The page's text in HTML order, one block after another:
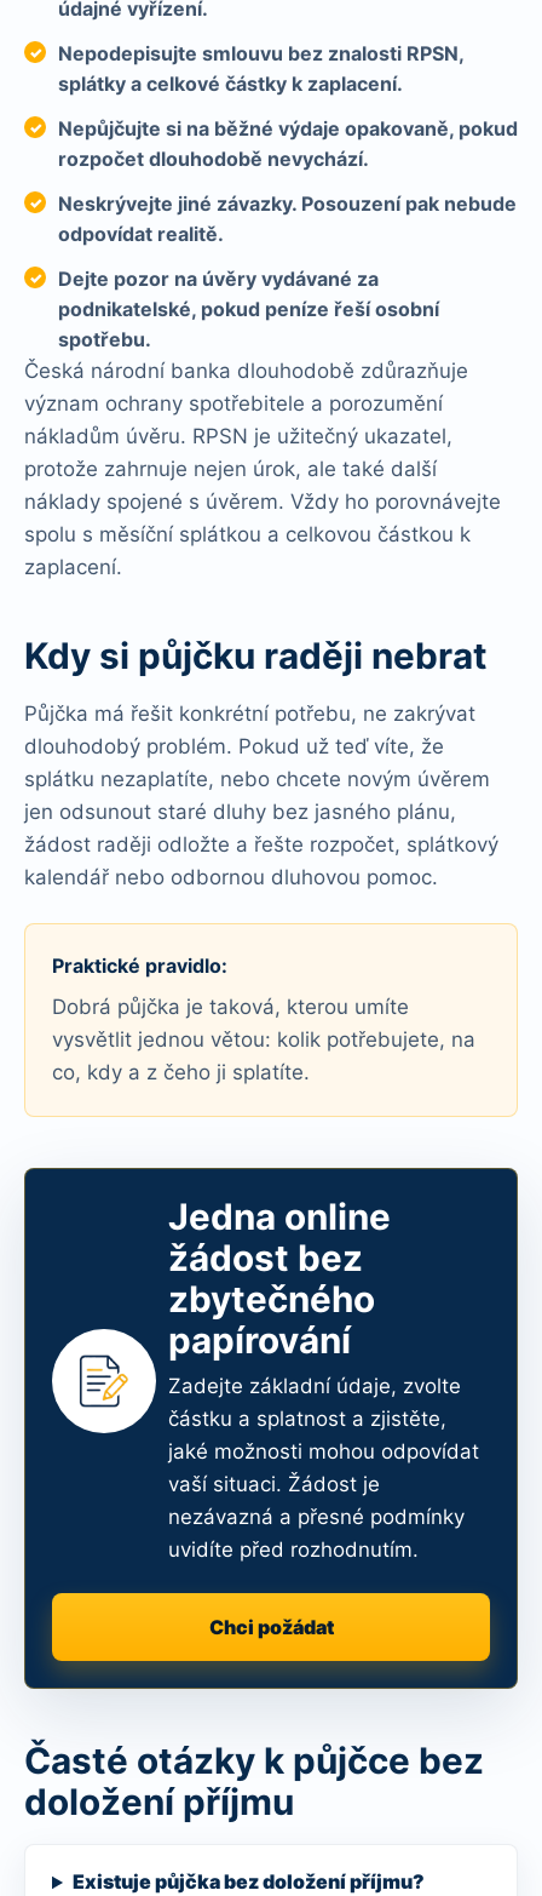
údajné vyřízení.
Nepodepisujte smlouvu bez znalosti RPSN,
splátky a celkové částky k zaplacení.
Nepůjčujte si na běžné výdaje opakovaně, pokud
rozpočet dlouhodobě nevychází.
Neskrývejte jiné závazky. Posouzení pak nebude
odpovídat realitě.
Dejte pozor na úvěry vydávané za
podnikatelské, pokud peníze řeší osobní
spotřebu.
Česká národní banka dlouhodobě zdůrazňuje
význam ochrany spotřebitele a porozumění
nákladům úvěru. RPSN je užitečný ukazatel,
protože zahrnuje nejen úrok, ale také další
náklady spojené s úvěrem. Vždy ho porovnávejte
spolu s měsíční splátkou a celkovou částkou k
zaplacení.
Kdy si půjčku raději nebrat
Půjčka má řešit konkrétní potřebu, ne zakrývat
dlouhodobý problém. Pokud už teď víte, že
splátku nezaplatíte, nebo chcete novým úvěrem
jen odsunout staré dluhy bez jasného plánu,
žádost raději odložte a řešte rozpočet, splátkový
kalendář nebo odbornou dluhovou pomoc.
Praktické pravidlo:
Dobrá půjčka je taková, kterou umíte
vysvětlit jednou větou: kolik potřebujete, na
co, kdy a z čeho ji splatíte.
Jedna online
žádost bez
zbytečného
papírování
Zadejte základní údaje, zvolte
částku a splatnost a zjistěte,
jaké možnosti mohou odpovídat
vaší situaci. Žádost je
nezávazná a přesné podmínky
uvidíte před rozhodnutím.
Chci požádat
Časté otázky k půjčce bez
doložení příjmu
Existuje půjčka bez doložení příjmu?